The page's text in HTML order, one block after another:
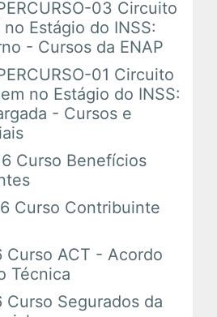
Superintendências
Aprendizagem
03 Circuito
Estágio do INSS:
- Cursos da ENAP
01 Circuito
no Estágio do INSS:
- Cursos e
Curso Benefícios
Curso Contribuinte
Curso ACT - Acordo
Técnica
Curso Segurados da